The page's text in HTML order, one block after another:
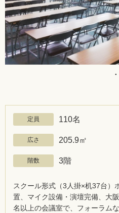
定員 110名
広さ 205.9㎡
階数 3階
スクール形式（3人掛×机37台）
置、マイク設備・演壇完備、大
名以上の会議室で、フォーラム